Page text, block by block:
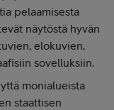
pelaamisesta
näytöstä hyvän
elokuvien,
sovelluksiin.
monialueista
staattisen